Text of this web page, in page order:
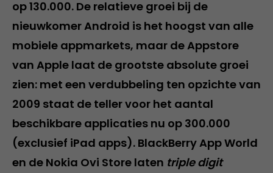
op 130.000. De relatieve groei bij de
nieuwkomer Android is het hoogst van alle
mobiele appmarkets, maar de Appstore
van Apple laat de grootste absolute groei
zien: met een verdubbeling ten opzichte van
2009 staat de teller voor het aantal
beschikbare applicaties nu op 300.000
(exclusief iPad apps). BlackBerry App World
en de Nokia Ovi Store laten triple digit